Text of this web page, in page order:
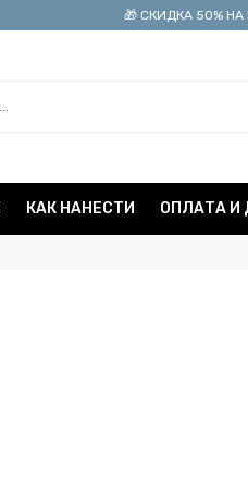
🎁 СКИДКА 50% НА
КАК НАНЕСТИ ОПЛАТА И